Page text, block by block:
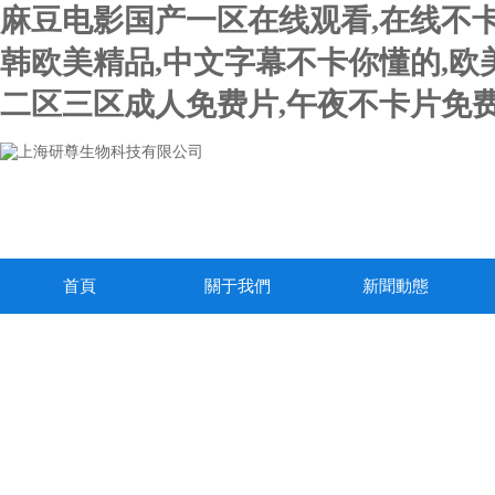
麻豆电影国产一区在线观看,在线不
韩欧美精品,中文字幕不卡你懂的,
二区三区成人免费片,午夜不卡片免
首頁 關于我們 新聞動態